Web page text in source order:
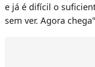
e já é difícil o
sem ver. Agora